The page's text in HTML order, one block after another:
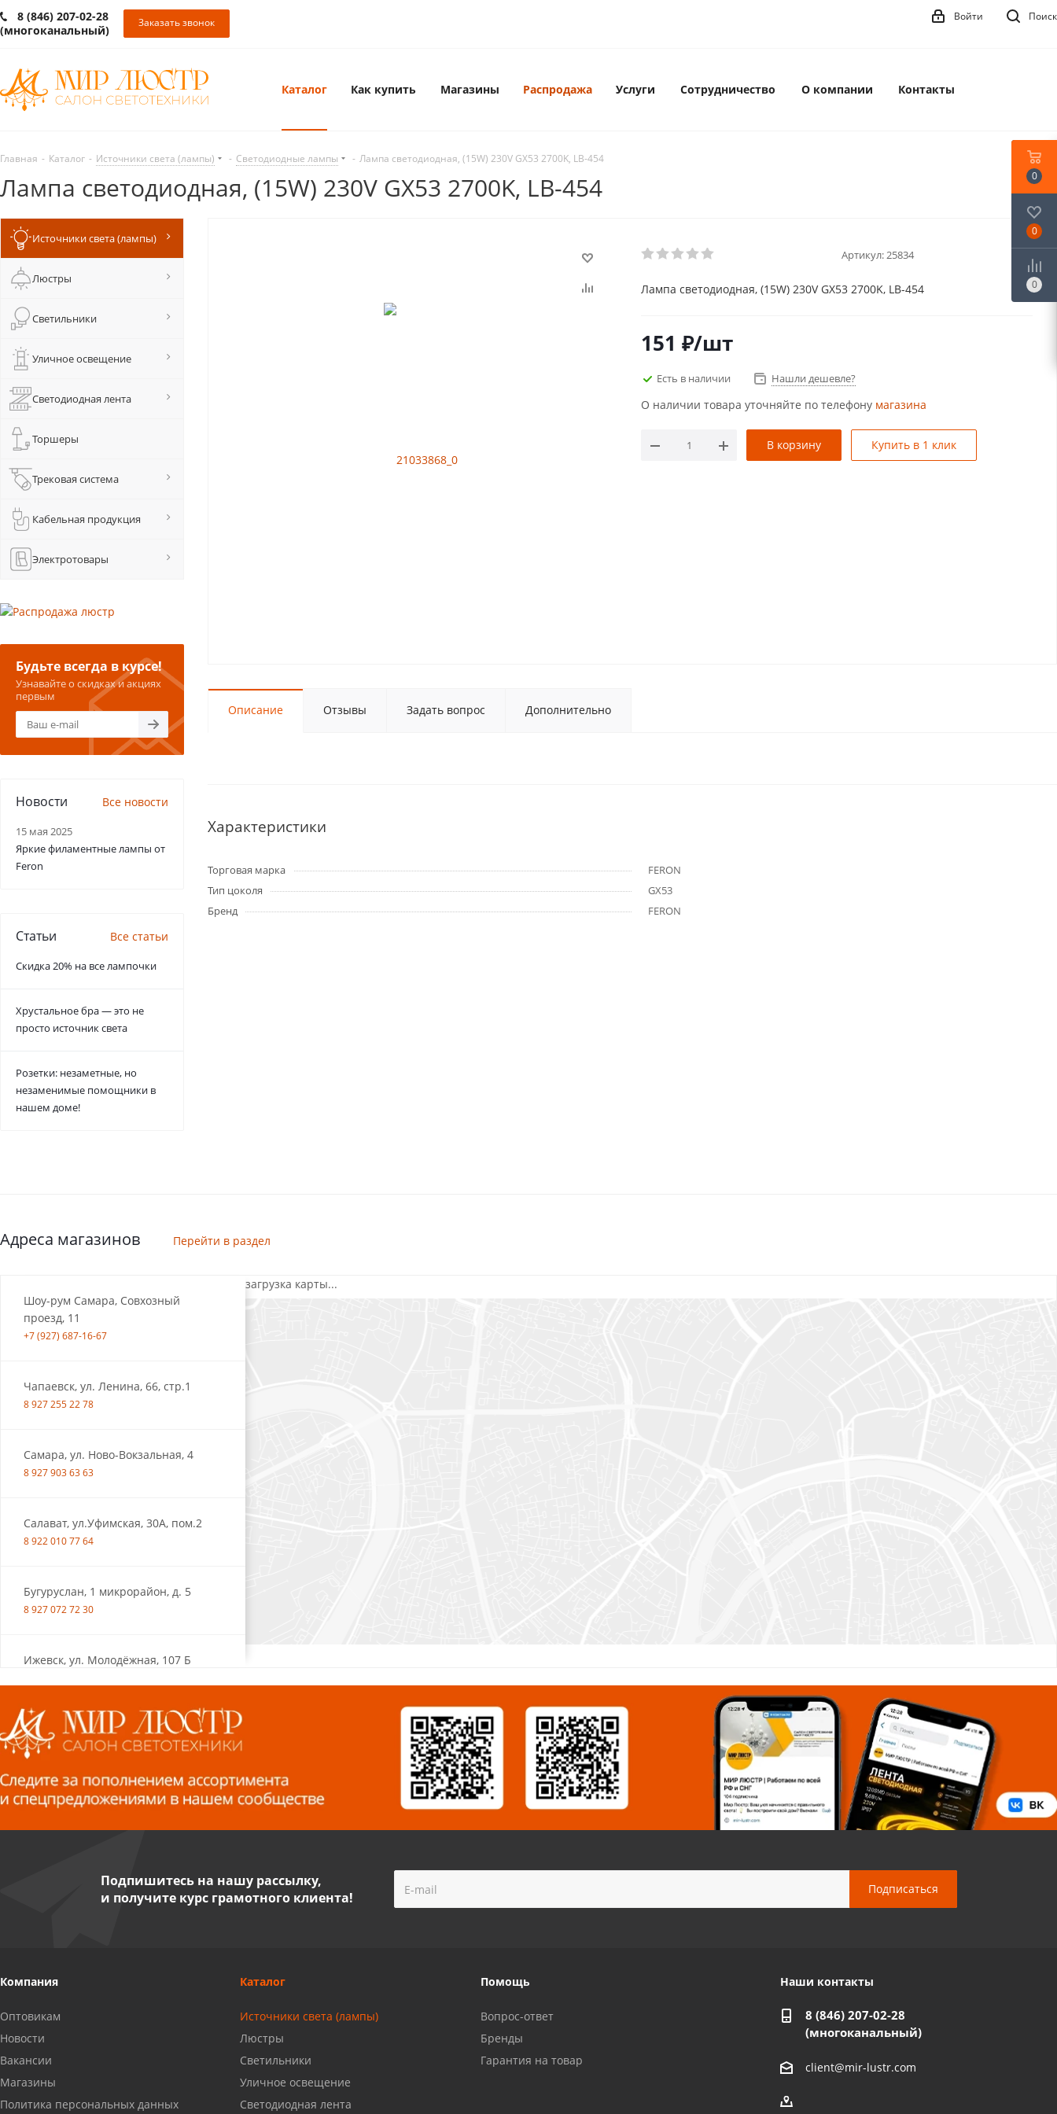
8 (846) 207-02-28
(многоканальный)
Заказать звонок Поиск
Войти
Каталог Как купить Магазины Распродажа Услуги Сотрудничество О компании Контакты
Главная - Каталог - Источники света (лампы) - Светодиодные лампы - Лампа cветодиодная, (15W) 230V GX53 2700K, LB-454
Лампа cветодиодная, (15W) 230V GX53 2700K, LB-454
Артикул: 25834
Лампа cветодиодная, (15W) 230V GX53 2700K, LB-454
151 ₽/шт
Есть в наличии Нашли дешевле?
О наличии товара уточняйте по телефону магазина
В корзину Купить в 1 клик
Описание Отзывы Задать вопрос Дополнительно
Характеристики
Торговая марка
FERON
Тип цоколя
GX53
Бренд
FERON
Источники света (лампы)
Люстры
Светильники
Уличное освещение
Светодиодная лента
Торшеры
Трековая система
Кабельная продукция
Электротовары
Будьте всегда в курсе!
Узнавайте о скидках и акциях
первым
Новости Все новости
15 мая 2025
Яркие филаментные лампы от
Feron
Статьи Все статьи
Скидка 20% на все лампочки
Хрустальное бра — это не
просто источник света
Розетки: незаметные, но
незаменимые помощники в
нашем доме!
Адреса магазинов Перейти в раздел
Шоу-рум Самара, Совхозный
проезд, 11
+7 (927) 687-16-67
Чапаевск, ул. Ленина, 66, стр.1
8 927 255 22 78
Самара, ул. Ново-Вокзальная, 4
8 927 903 63 63
Салават, ул.Уфимская, 30А, пом.2
8 922 010 77 64
Бугуруслан, 1 микрорайон, д. 5
8 927 072 72 30
Ижевск, ул. Молодёжная, 107 Б
Волжский, ул. Мира 47 В
8 927 255 38 33
Пенза, ул. Пролетарская, 61 ТЦ
"Стройбери"
Миасс, ул. Романенко, 95
8 927 009 54 63
Саратов, ул. Танкистов, 37 (БЦ
загрузка карты...
Подпишитесь на нашу рассылку,
и получите курс грамотного клиента!
Компания
Оптовикам
Новости
Вакансии
Магазины
Политика персональных данных
Каталог
Источники света (лампы)
Люстры
Светильники
Уличное освещение
Светодиодная лента
Помощь
Вопрос-ответ
Бренды
Гарантия на товар
Наши контакты
8 (846) 207-02-28
(многоканальный)
client@mir-lustr.com
0
0
0